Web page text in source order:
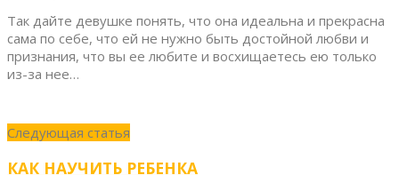
Так дайте девушке понять, что она идеальна и прекрасна
сама по себе, что ей не нужно быть достойной любви и
признания, что вы ее любите и восхищаетесь ею только
из-за нее…
Следующая статья
КАК НАУЧИТЬ РЕБЕНКА